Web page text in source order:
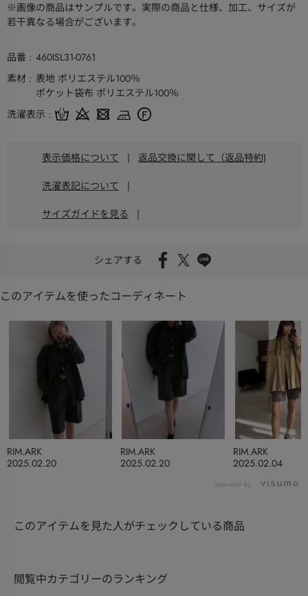
※画像の商品はサンプルです。実際の商品と仕様、加工、サイズが
若干異なる場合がございます。
品番
460ISL31-0761
素材
表地 ポリエステル100％
ポケット袋布 ポリエステル100％
洗濯表示
表示価格について | 返品交換に関して（返品特約)
洗濯表記について |
サイズガイドを見る |
シェアする
このアイテムを使ったコーディネート
2025.02.20
RIM.ARK
2025.02.20
RIM.ARK
2025.02.04
RIM.ARK
powered by
このアイテムを見た人がチェックしている商品
閲覧中カテゴリーのランキング